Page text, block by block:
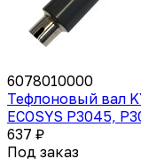
6078010000
Тефлоновый вал
ECOSYS P3045,
637 ₽
Под заказ